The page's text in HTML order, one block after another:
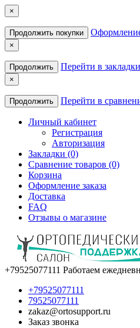
×
Продолжить покупки Оформление
×
Продолжить Перейти в закладки
×
Продолжить Перейти в
Личный кабинет
Регистрация
Авторизация
Закладки (0)
Сравнение товаров (0)
Корзина
Оформление заказа
Доставка
FAQ
Отзывы о магазине
+79525077111 Работаем
+79525077111
79525077111
zakaz@ortosupport.ru
Заказ звонка